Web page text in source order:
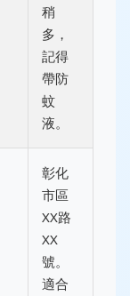
稍
多，
記得
帶防
蚊
液。
彰化
市區
XX路
XX
號。
適合